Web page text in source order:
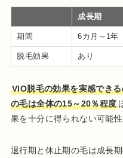
成長期
期間 6カ月～1年
脱毛効果 あり
VIO脱毛の効果を実感でき
の毛は全体の15～20％程度
果を十分に得られない可能性
退行期と休止期の毛は成長